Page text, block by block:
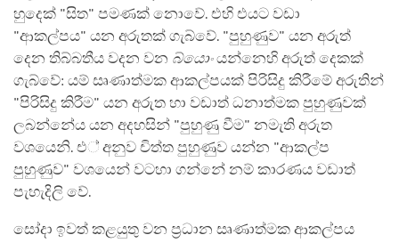
හුදෙක් "සිත" පමණක් නොවේ. එහි එයට වඩා
"ආකල්පය" යන අරුතක් ගැබ්වේ. "පුහුණුව" යන අරුත්
දෙන තිබ්බතීය වදන වන බ්යොංයන්නෙහි අරුත් දෙකක්
ගැබ්වේ: යම් සෘණාත්මක ආකල්පයක් පිරිසිදු කිරීමේ අරුතින්
"පිරිසිදු කිරීම" යන අරුත හා වඩාත් ධනාත්මක පුහුණුවක්
ලබන්නේය යන අදහසින් "පුහුණු වීම" නමැති අරුත
වශයෙනි. එ් අනුව චිත්ත පුහුණුව යන්න "ආකල්ප
පුහුණුව" වශයෙන් වටහා ගන්නේ නම් කාරණය වඩාත්
පැහැදිලි වේ.
සෝදා ඉවත් කළයුතු වන ප්‍රධාන සෘණාත්මක ආකල්පය